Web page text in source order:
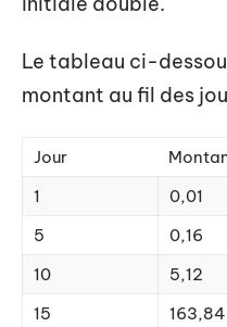
Le tableau ci-
montant au fil des
Jour
1
0,01
5
0,16
10
5,12
15
163,84